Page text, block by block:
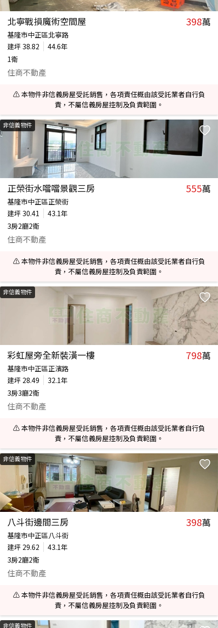
北寧戰損魔術空間屋 398萬
基隆市中正區北寧路
建坪 38.82
44.6年
1衛
住商不動產
⚠️ 本物件非信義房屋受託銷售，各項責任概由該受託業者自行負
責，不屬信義房屋控制及負責範圍。
非信義物件
正榮街水噹噹景觀三房 555萬
基隆市中正區正榮街
建坪 30.41
43.1年
3房2廳2衛
住商不動產
⚠️ 本物件非信義房屋受託銷售，各項責任概由該受託業者自行負
責，不屬信義房屋控制及負責範圍。
非信義物件
彩虹屋旁全新裝潢一樓 798萬
基隆市中正區正濱路
建坪 28.49
32.1年
3房3廳2衛
住商不動產
⚠️ 本物件非信義房屋受託銷售，各項責任概由該受託業者自行負
責，不屬信義房屋控制及負責範圍。
非信義物件
八斗街邊間三房 398萬
基隆市中正區八斗街
建坪 29.62
43.1年
3房2廳2衛
住商不動產
⚠️ 本物件非信義房屋受託銷售，各項責任概由該受託業者自行負
責，不屬信義房屋控制及負責範圍。
非信義物件